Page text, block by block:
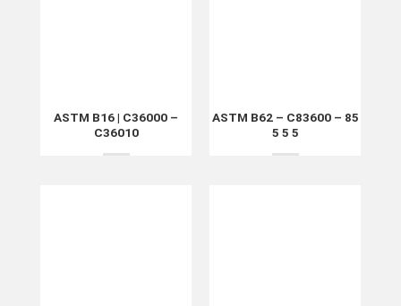
ASTM B16 | C36000 –
C36010
ASTM B62 – C83600 – 85
5 5 5